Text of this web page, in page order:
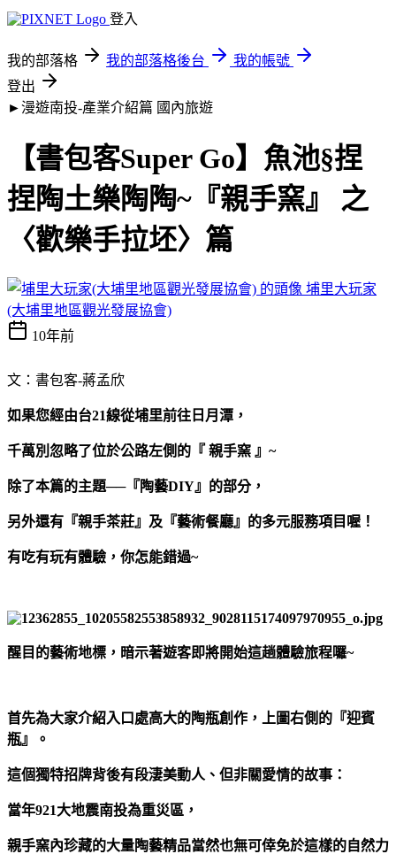
登入
我的部落格 我的部落格後台
我的帳號
登出
►漫遊南投-產業介紹篇 國內旅遊
【書包客Super Go】魚池§捏
捏陶土樂陶陶~『親手窯』​ 之
〈歡樂手拉坯〉篇
埔里大玩家
(大埔里地區觀光發展協會)
10年前
文：書包客-蔣孟欣
如果您經由台21線從埔里前往日月潭，
千萬別忽略了位於公路左側的『 親手窯 』~
除了本篇的主題──『陶藝DIY』的部分，
另外還有『親手茶莊』及『藝術餐廳』的多元服務項目喔！
有吃有玩有體驗，你怎能錯過~
醒目的藝術地標，暗示著遊客即將開始這趟體驗旅程囉~
首先為大家介紹入口處高大的陶瓶創作，上圖右側的『迎賓
瓶』。
這個獨特招牌背後有段淒美動人、但非關愛情的故事：
當年921大地震南投為重災區，
親手窯內珍藏的大量陶藝精品當然也無可倖免於這樣的自然力